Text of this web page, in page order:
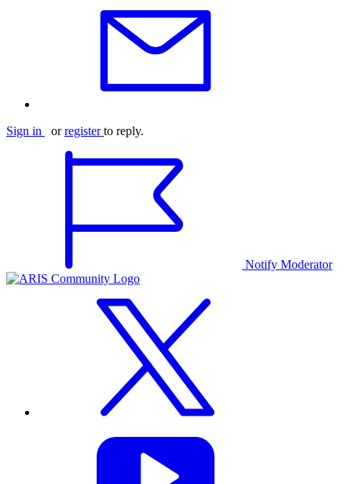
Sign in orregister to reply.
Notify Moderator